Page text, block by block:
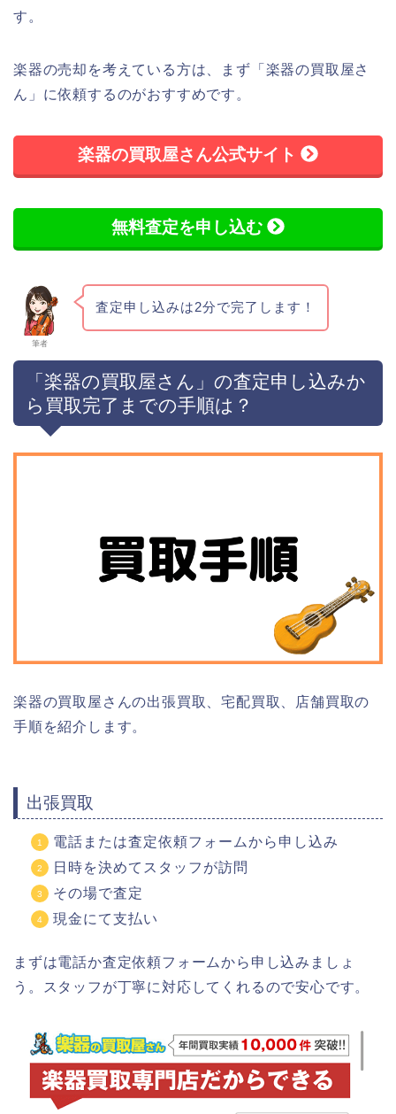
す。
楽器の売却を考えている方は、まず「楽器の買取屋さ
ん」に依頼するのがおすすめです。
楽器の買取屋さん公式サイト
無料査定を申し込む
筆者
査定申し込みは2分で完了します！
「楽器の買取屋さん」の査定申し込みか
ら買取完了までの手順は？
楽器の買取屋さんの出張買取、宅配買取、店舗買取の
手順を紹介します。
出張買取
電話または査定依頼フォームから申し込み
日時を決めてスタッフが訪問
その場で査定
現金にて支払い
まずは電話か査定依頼フォームから申し込みましょ
う。スタッフが丁寧に対応してくれるので安心です。